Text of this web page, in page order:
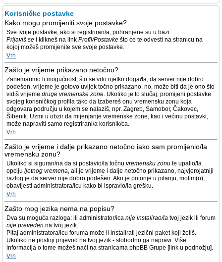
Korisničke postavke
Kako mogu promijeniti svoje postavke?
Sve tvoje postavke, ako si registriran/a, pohranjene su u bazi.
Prijaviš se i klikneš na link Profil/Postavke što će te odvesti na stranicu na
kojoj možeš promijenite sve svoje postavke.
Vrh
Zašto je vrijeme prikazano netočno?
Zanemarimo li mogućnost, što se vrlo rijetko događa, da server nije dobro
podešen, vrijeme je gotovo uvijek točno prikazano, no, može biti da je ono što
vidiš vrijeme druge vremenske zone. Ukoliko je to slučaj, promijeni postavke
svojeg korisničkog profila tako da izabereš onu vremensku zonu koja
odgovara području u kojem se nalaziš, npr. Zagreb, Samobor, Čakovec,
Šibenik. Uzmi u obzir da mijenjanje vremenske zone, kao i većinu postavki,
može napraviti samo registrirani/a korisnik/ca.
Vrh
Zašto je vrijeme i dalje prikazano netočno iako sam promijenio/la
vremensku zonu?
Ukoliko si siguran/na da si postavio/la točnu vremensku zonu te upalio/la
opciju ljetnog vremena, ali je vrijeme i dalje netočno prikazano, najvjerojatniji
razlog je da server nije dobro podešen. Ako je potonje u pitanju, molim(o),
obavijesti administratora/icu kako bi ispravio/la grešku.
Vrh
Zašto mog jezika nema na popisu?
Dva su moguća razloga: ili administrator/ica nije instalirao/la tvoj jezik ili forum
nije preveden na tvoj jezik.
Pitaj administratora/icu foruma može li instalirati jezični paket koji želiš.
Ukoliko ne postoji prijevod na tvoj jezik - slobodno ga napravi. Više
informacija o tome možeš naći na stranicama phpBB Grupe [link u podnožju].
Vrh